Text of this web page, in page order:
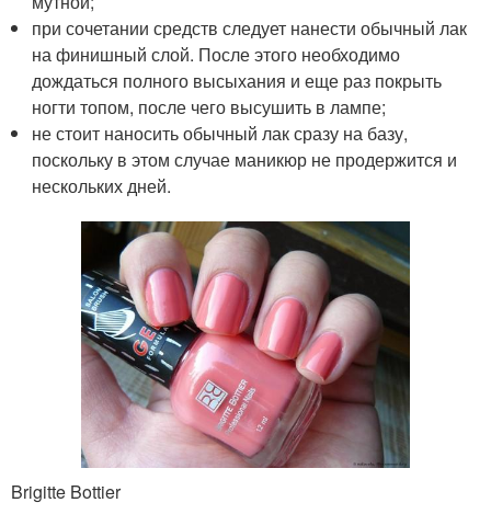
при сочетании средств следует нанести обычный лак
на финишный слой. После этого необходимо
дождаться полного высыхания и еще раз покрыть
ногти топом, после чего высушить в лампе;
не стоит наносить обычный лак сразу на базу,
поскольку в этом случае маникюр не продержится и
нескольких дней.
Brigitte Bottier